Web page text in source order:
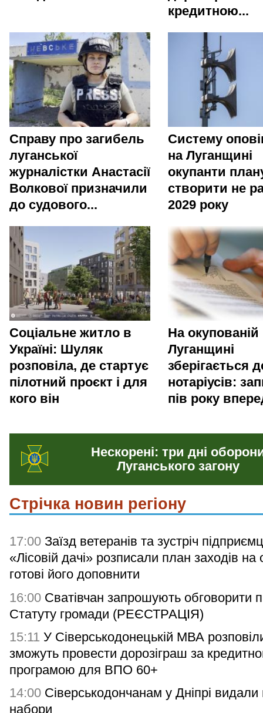
кредитною...
Справу про загибель
луганської
журналістки Анастасії
Волкової призначили
до судового...
Систему
на Луганщині
окупанти
створити не
2029 року
Соціальне житло в
Україні: Шуляк
розповіла, де стартує
пілотний проєкт і для
кого він
На окупованій
Луганщині
зберігається
нотаріусів:
пів року
Нескорені: три дні
Луганського загону
Стрічка новин регіону
17:00 Заїзд ветеранів та зустріч
«Лісовій дачі» розписали план заходів на
готові його доповнити
16:00 Сватівчан запрошують обговорити
Статуту громади (РЕЄСТРАЦІЯ)
15:11 У Сіверськодонецькій МВА
зможуть провести дорозіграш за
програмою для ВПО 60+
14:00 Сіверськодончанам у Дніпрі видали
набори